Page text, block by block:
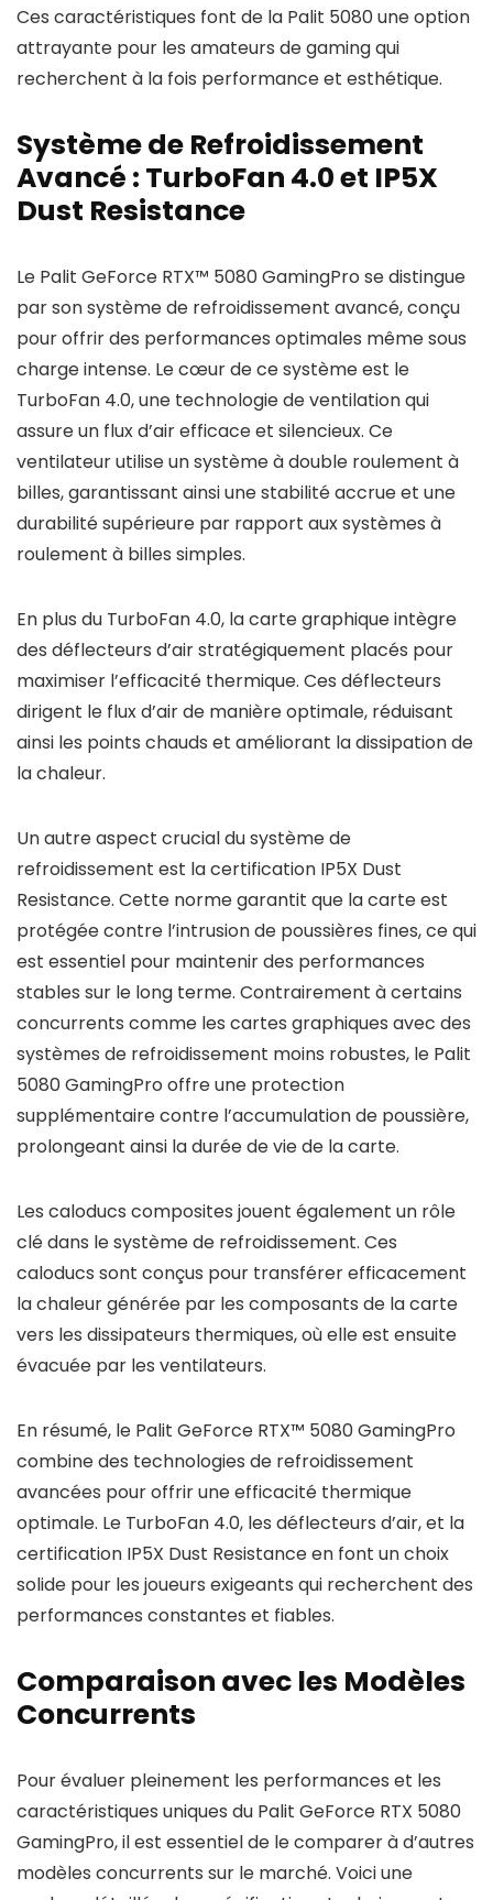
Ces caractéristiques font de la Palit 5080 une option
attrayante pour les amateurs de gaming qui
recherchent à la fois performance et esthétique.
Système de Refroidissement
Avancé : TurboFan 4.0 et IP5X
Dust Resistance
Le Palit GeForce RTX™ 5080 GamingPro se distingue
par son système de refroidissement avancé, conçu
pour offrir des performances optimales même sous
charge intense. Le cœur de ce système est le
TurboFan 4.0, une technologie de ventilation qui
assure un flux d’air efficace et silencieux. Ce
ventilateur utilise un système à double roulement à
billes, garantissant ainsi une stabilité accrue et une
durabilité supérieure par rapport aux systèmes à
roulement à billes simples.
En plus du TurboFan 4.0, la carte graphique intègre
des déflecteurs d’air stratégiquement placés pour
maximiser l’efficacité thermique. Ces déflecteurs
dirigent le flux d’air de manière optimale, réduisant
ainsi les points chauds et améliorant la dissipation de
la chaleur.
Un autre aspect crucial du système de
refroidissement est la certification IP5X Dust
Resistance. Cette norme garantit que la carte est
protégée contre l’intrusion de poussières fines, ce qui
est essentiel pour maintenir des performances
stables sur le long terme. Contrairement à certains
concurrents comme les cartes graphiques avec des
systèmes de refroidissement moins robustes, le Palit
5080 GamingPro offre une protection
supplémentaire contre l’accumulation de poussière,
prolongeant ainsi la durée de vie de la carte.
Les caloducs composites jouent également un rôle
clé dans le système de refroidissement. Ces
caloducs sont conçus pour transférer efficacement
la chaleur générée par les composants de la carte
vers les dissipateurs thermiques, où elle est ensuite
évacuée par les ventilateurs.
En résumé, le Palit GeForce RTX™ 5080 GamingPro
combine des technologies de refroidissement
avancées pour offrir une efficacité thermique
optimale. Le TurboFan 4.0, les déflecteurs d’air, et la
certification IP5X Dust Resistance en font un choix
solide pour les joueurs exigeants qui recherchent des
performances constantes et fiables.
Comparaison avec les Modèles
Concurrents
Pour évaluer pleinement les performances et les
caractéristiques uniques du Palit GeForce RTX 5080
GamingPro, il est essentiel de le comparer à d’autres
modèles concurrents sur le marché. Voici une